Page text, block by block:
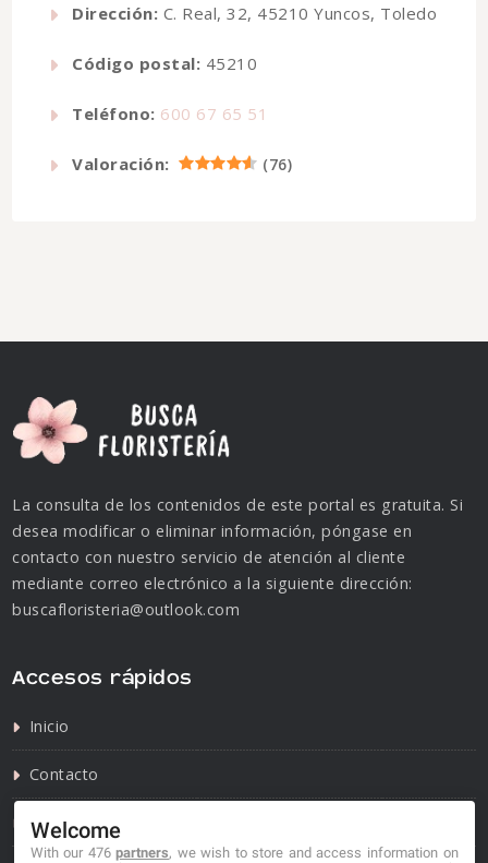
Dirección: C. Real, 32, 45210 Yuncos, Toledo
Código postal: 45210
Teléfono: 600 67 65 51
Valoración: (76)
La consulta de los contenidos de este portal es gratuita. Si
desea modificar o eliminar información, póngase en
contacto con nuestro servicio de atención al cliente
mediante correo electrónico a la siguiente dirección:
buscafloristeria@outlook.com
Accesos rápidos
Inicio
Contacto
Política de privacidad
Welcome
With our 476partners, we wish to store and access information on